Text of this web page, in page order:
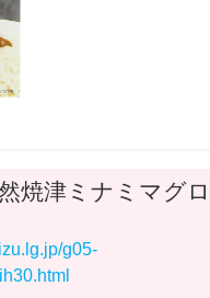
焼津ミナミマグ
g05-